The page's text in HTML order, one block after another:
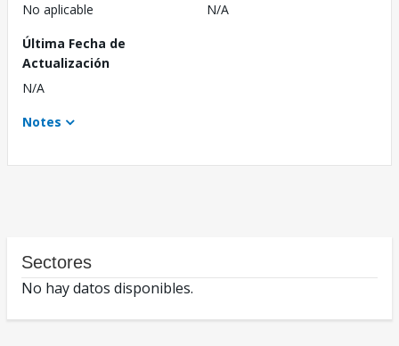
No aplicable
N/A
Última Fecha de
Actualización
N/A
Notes
Sectores
No hay datos disponibles.